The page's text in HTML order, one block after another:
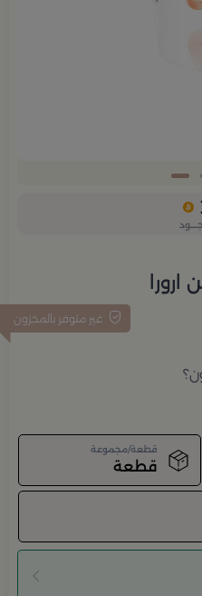
غير متوفر بالمخزون
قطعة/مجموعة
قطعة